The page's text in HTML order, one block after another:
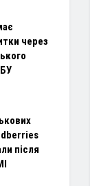
через
після